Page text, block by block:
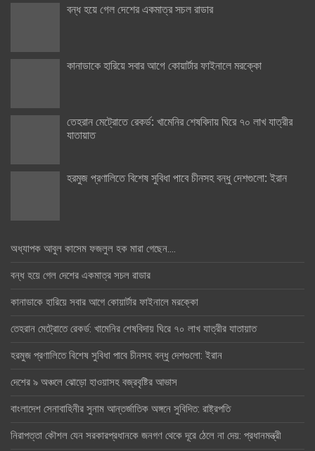
বন্ধ হয়ে গেল দেশের একমাত্র সচল রাডার
কানাডাকে হারিয়ে সবার আগে কোয়ার্টার ফাইনালে মরক্কো
তেহরান মেট্রোতে রেকর্ড: খামেনির শেষবিদায় ঘিরে ৭০ লাখ যাত্রীর
যাতায়াত
হরমুজ প্রণালিতে বিশেষ সুবিধা পাবে চীনসহ বন্ধু দেশগুলো: ইরান
অধ্যাপক আবুল কাসেম ফজলুল হক মারা গেছেন….
বন্ধ হয়ে গেল দেশের একমাত্র সচল রাডার
কানাডাকে হারিয়ে সবার আগে কোয়ার্টার ফাইনালে মরক্কো
তেহরান মেট্রোতে রেকর্ড: খামেনির শেষবিদায় ঘিরে ৭০ লাখ যাত্রীর যাতায়াত
হরমুজ প্রণালিতে বিশেষ সুবিধা পাবে চীনসহ বন্ধু দেশগুলো: ইরান
দেশের ৯ অঞ্চলে ঝোড়ো হাওয়াসহ বজ্রবৃষ্টির আভাস
বাংলাদেশ সেনাবাহিনীর সুনাম আন্তর্জাতিক অঙ্গনে সুবিদিত: রাষ্ট্রপতি
নিরাপত্তা কৌশল যেন সরকারপ্রধানকে জনগণ থেকে দূরে ঠেলে না দেয়: প্রধানমন্ত্রী